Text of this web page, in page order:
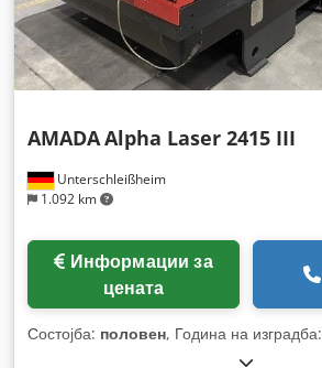
Unterschleißheim
1.092 km
AMADAAlpha Laser 2415 III
цената
Состојба: половен, Година на изградба: